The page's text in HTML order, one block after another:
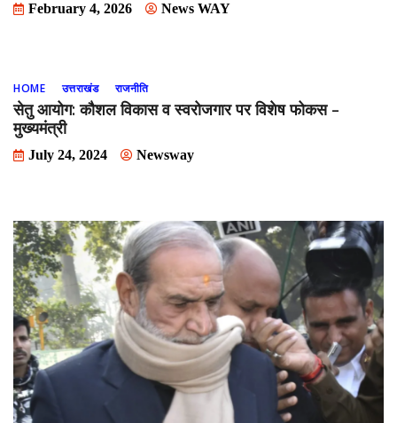
February 4, 2026 News WAY
HOME उत्तराखंड राजनीति
सेतु आयोग: कौशल विकास व स्वरोजगार पर विशेष फोकस –
मुख्यमंत्री
July 24, 2024 Newsway